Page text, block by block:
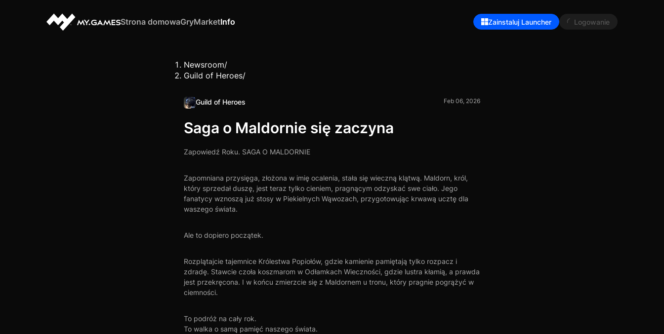
Strona domowaGryMarketInfo Zainstaluj Launcher Logowanie
Newsroom/
Guild of Heroes/
Guild of Heroes Feb 06, 2026
Saga o Maldornie się zaczyna
Zapowiedź Roku. SAGA O MALDORNIE
Zapomniana przysięga, złożona w imię ocalenia, stała się wieczną klątwą. Maldorn, król,
który sprzedał duszę, jest teraz tylko cieniem, pragnącym odzyskać swe ciało. Jego
fanatycy wznoszą już stosy w Piekielnych Wąwozach, przygotowując krwawą ucztę dla
waszego świata.
Ale to dopiero początek.
Rozplątajcie tajemnice Królestwa Popiołów, gdzie kamienie pamiętają tylko rozpacz i
zdradę. Stawcie czoła koszmarom w Odłamkach Wieczności, gdzie lustra kłamią, a prawda
jest przekręcona. I w końcu zmierzcie się z Maldornem u tronu, który pragnie pogrążyć w
ciemności.
To podróż na cały rok.
To walka o samą pamięć naszego świata.